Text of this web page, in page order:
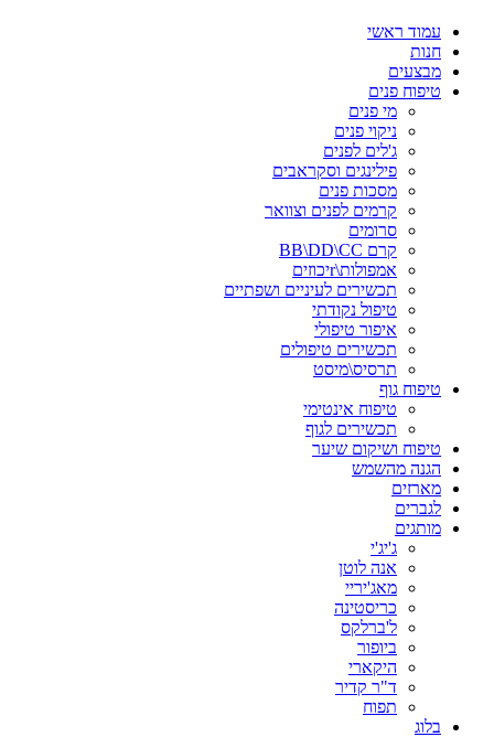
עמוד ראשי
חנות
מבצעים
טיפוח פנים
מי פנים
ניקוי פנים
ג'לים לפנים
פילינגים וסקראבים
מסכות פנים
קרמים לפנים וצוואר
סרומים
קרם BB\DD\CC
אמפולות\rיכוזים
תכשירים לעיניים ושפתיים
טיפול נקודתי
איפור טיפולי
תכשירים טיפולים
תרסיס\מיסט
טיפוח גוף
טיפוח אינטימי
תכשירים לגוף
טיפוח ושיקום שיער
הגנה מהשמש
מארזים
לגברים
מותגים
ג'יג'י
אנה לוטן
מאג'יריי
כריסטינה
ל'ברלקס
ביופור
היקארי
ד"ר קדיר
תפוח
בלוג